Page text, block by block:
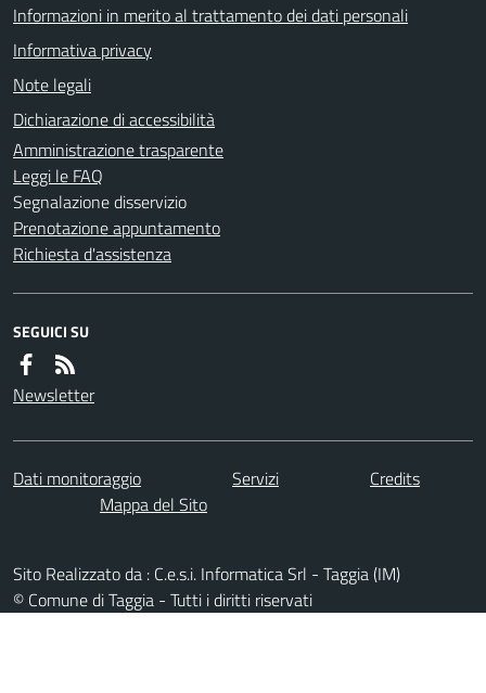
Informazioni in merito al trattamento dei dati personali
Informativa privacy
Note legali
Dichiarazione di accessibilità
Amministrazione trasparente
Leggi le FAQ
Segnalazione disservizio
Prenotazione appuntamento
Richiesta d'assistenza
SEGUICI SU
Newsletter
Dati monitoraggio Servizi
Credits
Mappa del Sito
Sito Realizzato da : C.e.s.i. Informatica Srl - Taggia (IM)
© Comune di Taggia - Tutti i diritti riservati